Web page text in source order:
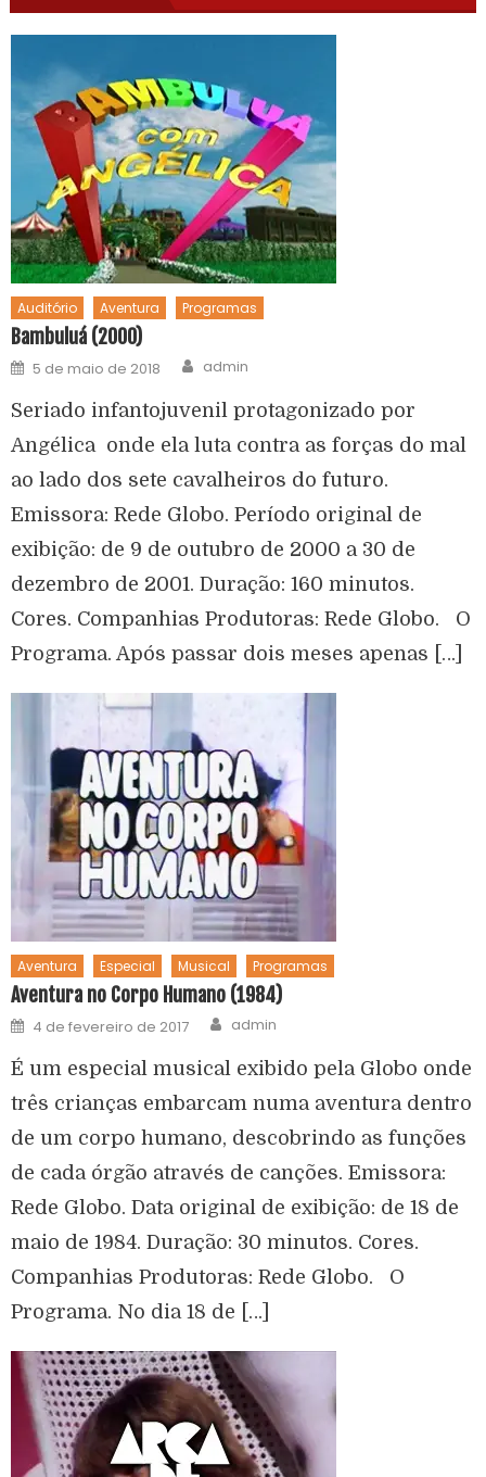
Auditório Aventura Programas
Bambuluá (2000)
5 de maio de 2018 admin
Seriado infantojuvenil protagonizado por
Angélica onde ela luta contra as forças do mal
ao lado dos sete cavalheiros do futuro.
Emissora: Rede Globo. Período original de
exibição: de 9 de outubro de 2000 a 30 de
dezembro de 2001. Duração: 160 minutos.
Cores. Companhias Produtoras: Rede Globo. O
Programa. Após passar dois meses apenas […]
Aventura Especial Musical Programas
Aventura no Corpo Humano (1984)
4 de fevereiro de 2017 admin
É um especial musical exibido pela Globo onde
três crianças embarcam numa aventura dentro
de um corpo humano, descobrindo as funções
de cada órgão através de canções. Emissora:
Rede Globo. Data original de exibição: de 18 de
maio de 1984. Duração: 30 minutos. Cores.
Companhias Produtoras: Rede Globo. O
Programa. No dia 18 de […]